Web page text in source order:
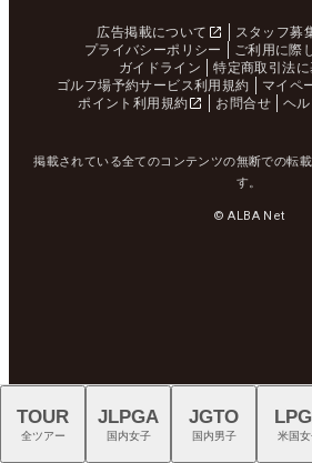
広告掲載について スタッフ募
プライバシーポリシー
ご利用に際
ガイドライン
特定商取引法
ゴルフ場予約サービス利用規約
マイペ
ポイント利用規約
お問合せ ヘ
掲載されている全てのコンテンツの無断での転
す。
© ALBA Net
TOUR
全ツアー
JLPGA
国内女子
JGTO
国内男子 米国